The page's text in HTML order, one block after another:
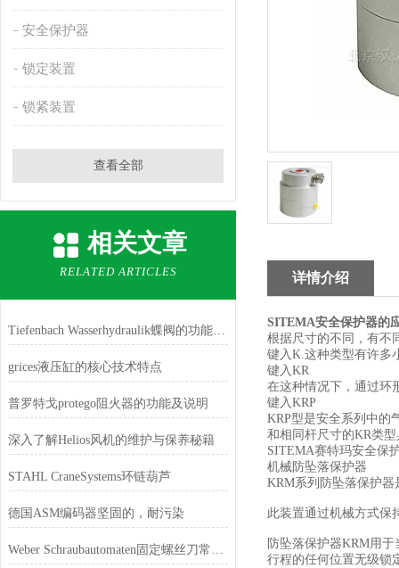
安全保护器
锁定装置
锁紧装置
查看全部
相关文章
RELATED ARTICLES
Tiefenbach Wasserhydraulik蝶阀的功能特性
grices液压缸的核心技术特点
普罗特戈protego阻火器的功能及说明
深入了解Helios风机的维护与保养秘籍
STAHL CraneSystems环链葫芦
德国ASM编码器坚固的，耐污染
Weber Schraubautomaten固定螺丝刀常见的类型及其特点
详情介绍
SITEMA安全保护器的
根据尺寸的不同，有不
键入K.这种类型有许多
键入KR
在这种情况下，通过环
键入KRP
KRP型是安全系列中的
和相同杆尺寸的KR类
SITEMA赛特玛安全保
机械防坠落保护器
KRM系列防坠落保护
此装置通过机械方式保
防坠落保护器KRM用
行程的任何位置无级锁